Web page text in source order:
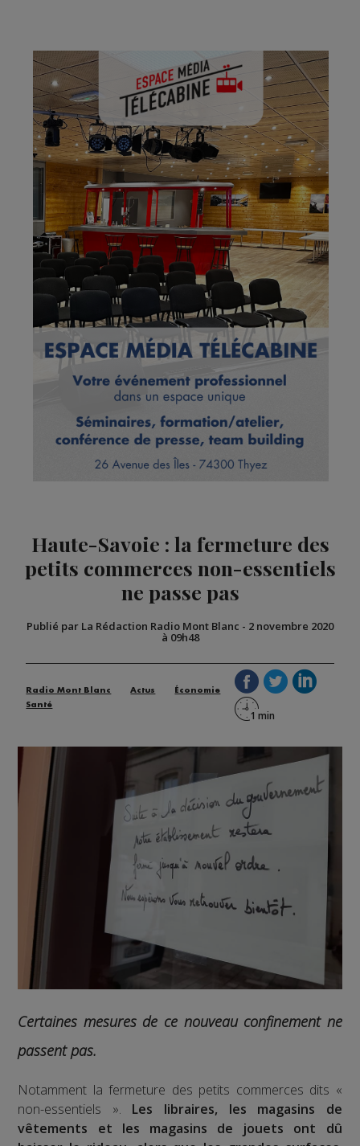
Haute-Savoie : la fermeture des
petits commerces non-essentiels
ne passe pas
Publié par La Rédaction Radio Mont Blanc - 2 novembre 2020
à 09h48
Radio Mont Blanc Actus
Économie
Santé
Certaines mesures de ce nouveau confinement ne
passent pas.
Notamment la fermeture des petits commerces dits «
non-essentiels ». Les libraires, les magasins de
vêtements et les magasins de jouets ont dû